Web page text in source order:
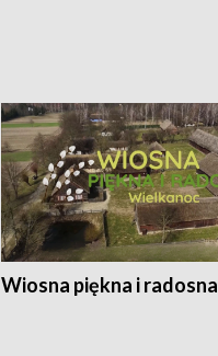
Wiosna piękna i radosna